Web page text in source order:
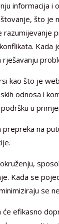
informacija
što je
Kada
kao što je
odnosa i
u
na
Kada se
se
će efikasno